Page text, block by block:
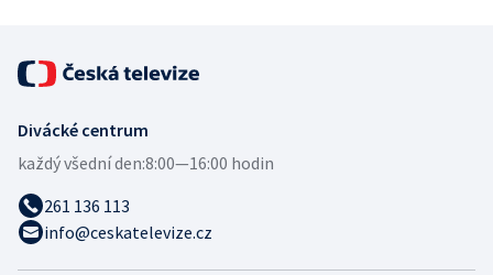
Divácké centrum
každý všední den:8:00—16:00 hodin
261 136 113
info@ceskatelevize.cz